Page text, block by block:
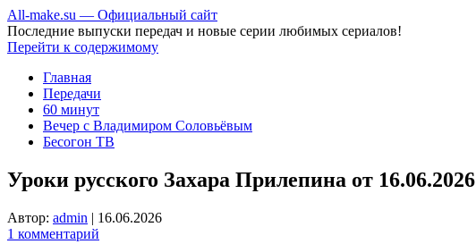
All-make.su — Официальный сайт
Последние выпуски передач и новые серии любимых сериалов!
Перейти к содержимому
Главная
Передачи
60 минут
Вечер с Владимиром Соловьёвым
Бесогон ТВ
Уроки русского Захара Прилепина от 16.06.2026
Автор: admin | 16.06.2026
1 комментарий